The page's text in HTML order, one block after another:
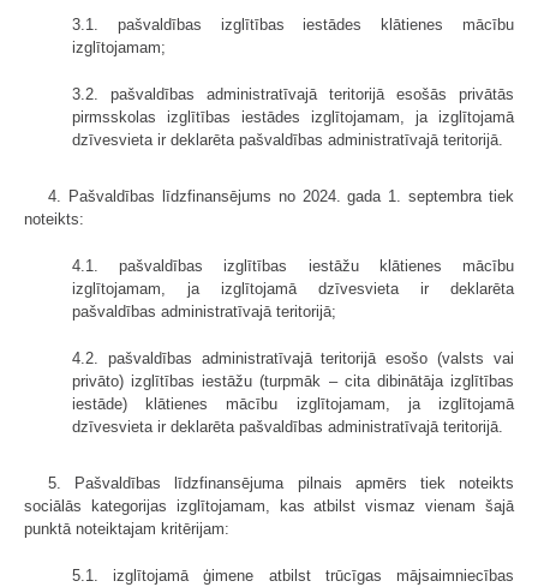
3.1. pašvaldības izglītības iestādes klātienes mācību
izglītojamam;
3.2. pašvaldības administratīvajā teritorijā esošās privātās
pirmsskolas izglītības iestādes izglītojamam, ja izglītojamā
dzīvesvieta ir deklarēta pašvaldības administratīvajā teritorijā.
4. Pašvaldības līdzfinansējums no 2024. gada 1. septembra tiek
noteikts:
4.1. pašvaldības izglītības iestāžu klātienes mācību
izglītojamam, ja izglītojamā dzīvesvieta ir deklarēta
pašvaldības administratīvajā teritorijā;
4.2. pašvaldības administratīvajā teritorijā esošo (valsts vai
privāto) izglītības iestāžu (turpmāk – cita dibinātāja izglītības
iestāde) klātienes mācību izglītojamam, ja izglītojamā
dzīvesvieta ir deklarēta pašvaldības administratīvajā teritorijā.
5. Pašvaldības līdzfinansējuma pilnais apmērs tiek noteikts
sociālās kategorijas izglītojamam, kas atbilst vismaz vienam šajā
punktā noteiktajam kritērijam:
5.1. izglītojamā ģimene atbilst trūcīgas mājsaimniecības